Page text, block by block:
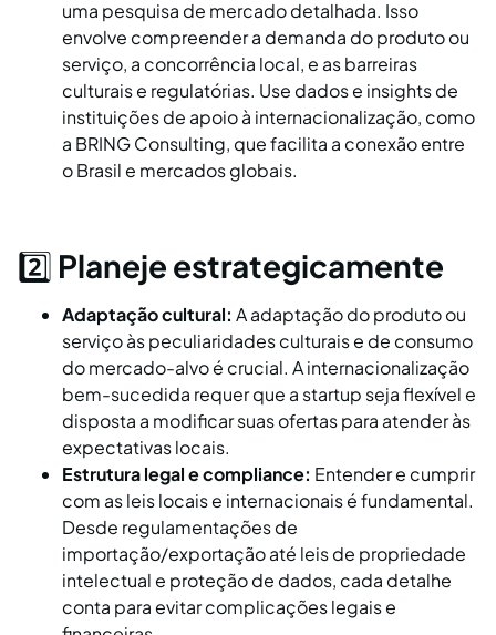
uma pesquisa de mercado detalhada. Isso
envolve compreender a demanda do produto ou
serviço, a concorrência local, e as barreiras
culturais e regulatórias. Use dados e insights de
instituições de apoio à internacionalização, como
a BRING Consulting, que facilita a conexão entre
o Brasil e mercados globais.
2️⃣ Planeje estrategicamente
Adaptação cultural: A adaptação do produto ou
serviço às peculiaridades culturais e de consumo
do mercado-alvo é crucial. A internacionalização
bem-sucedida requer que a startup seja flexível e
disposta a modificar suas ofertas para atender às
expectativas locais.
Estrutura legal e compliance: Entender e cumprir
com as leis locais e internacionais é fundamental.
Desde regulamentações de
importação/exportação até leis de propriedade
intelectual e proteção de dados, cada detalhe
conta para evitar complicações legais e